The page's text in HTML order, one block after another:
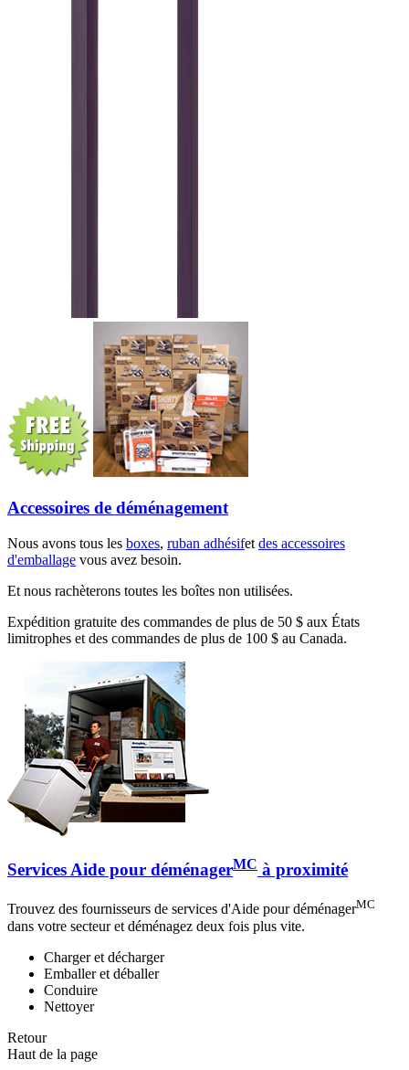
Accessoires de déménagement
Nous avons tous les boxes, ruban adhésifet des accessoires
d'emballage vous avez besoin.
Et nous rachèterons toutes les boîtes non utilisées.
Expédition gratuite des commandes de plus de 50 $ aux États
limitrophes et des commandes de plus de 100 $ au Canada.
Services Aide pour déménagerMC à proximité
Trouvez des fournisseurs de services d'Aide pour déménagerMC
dans votre secteur et déménagez deux fois plus vite.
Charger et décharger
Emballer et déballer
Conduire
Nettoyer
Retour
Haut de la page